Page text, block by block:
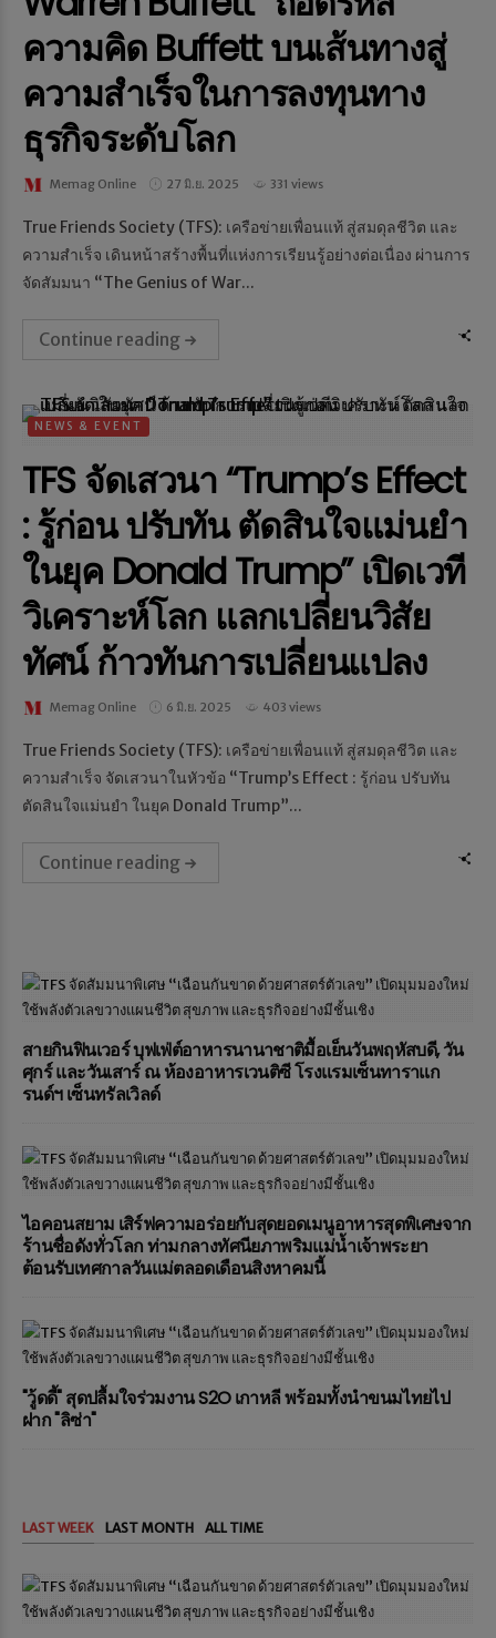
ความคิด Buffett บนเส้นทางสู่
ความสำเร็จในการลงทุนทาง
ธุรกิจระดับโลก
Memag Online 27 มิ.ย. 2025 331 views
True Friends Society (TFS): เครือข่ายเพื่อนแท้ สู่สมดุลชีวิต และ
ความสำเร็จ เดินหน้าสร้างพื้นที่แห่งการเรียนรู้อย่างต่อเนื่อง ผ่านการ
จัดสัมมนา “The Genius of War...
Continue reading
NEWS & EVENT
TFS จัดเสวนา “Trump’s Effect
: รู้ก่อน ปรับทัน ตัดสินใจแม่นยำ
ในยุค Donald Trump” เปิดเวที
วิเคราะห์โลก แลกเปลี่ยนวิสัย
ทัศน์ ก้าวทันการเปลี่ยนแปลง
Memag Online 6 มิ.ย. 2025 403 views
True Friends Society (TFS): เครือข่ายเพื่อนแท้ สู่สมดุลชีวิต และ
ความสำเร็จ จัดเสวนาในหัวข้อ “Trump’s Effect : รู้ก่อน ปรับทัน
ตัดสินใจแม่นยำ ในยุค Donald Trump”...
Continue reading
สายกินฟินเวอร์ บุฟเฟ่ต์อาหารนานาชาติมื้อเย็นวันพฤหัสบดี, วัน
ศุกร์ และวันเสาร์ ณ ห้องอาหารเวนติซี โรงแรมเซ็นทาราแก
รนด์ฯ เซ็นทรัลเวิลด์
ไอคอนสยาม เสิร์ฟความอร่อยกับสุดยอดเมนูอาหารสุดพิเศษจาก
ร้านชื่อดังทั่วโลก ท่ามกลางทัศนียภาพริมแม่น้ำเจ้าพระยา
ต้อนรับเทศกาลวันแม่ตลอดเดือนสิงหาคมนี้
"วู้ดดี้" สุดปลื้มใจร่วมงาน S2O เกาหลี พร้อมทั้งนำขนมไทยไป
ฝาก "ลิซ่า"
LAST WEEK LAST MONTH ALL TIME